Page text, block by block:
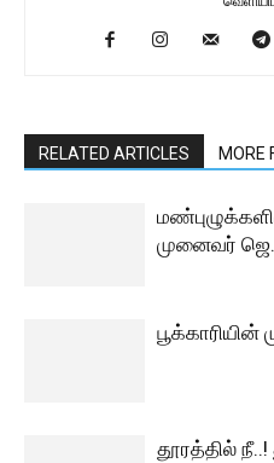
RELATED ARTICLES MORE
முனைவர்
தூரத்தில் நீ..!